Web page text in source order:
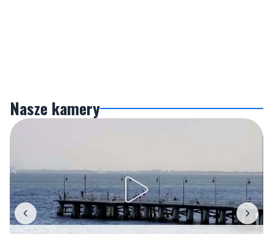
Gdynia
Orłowo